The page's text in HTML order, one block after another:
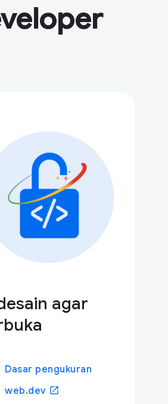
agar
Dasar pengukuran
web.dev open_in_new